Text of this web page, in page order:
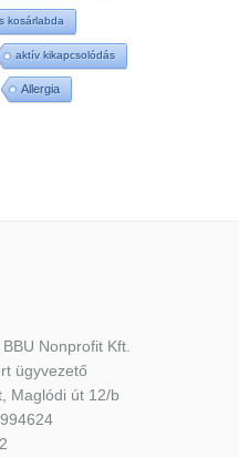
kosárlabda
aktív kikapcsolódás
Allergia
Nonprofit Kft.
ügyvezető
Maglódi út 12/b